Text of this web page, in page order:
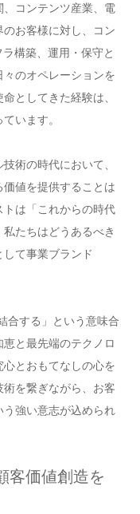
コンテンツ産業、電
お客様に対し、コン
構築、運用・保守と
のオペレーションを
としてきた経験は、
います。
術の時代において、
値を提供することは
は「これからの時代
たちはどうあるべき
て事業ブランド
合する」という意味合
と最先端のテクノロ
とおもてなしの心を
を繋ぎながら、お客
強い意志が込められ
客価値創造を